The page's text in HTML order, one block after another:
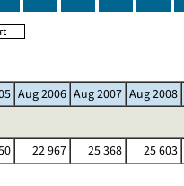
Aug 2006 Aug 2007 Aug 2008
22 967 25 368 25 603